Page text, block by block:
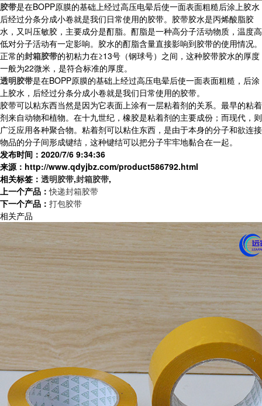
胶带是在BOPP原膜的基础上经过高压电晕后使一面表面粗糙后涂上胶水
后经过分条分成小卷就是我们日常使用的胶带。胶带胶水是丙烯酸脂胶
水，又叫压敏胶，主要成分是酊脂。酊脂是一种高分子活动物质，温度高
低对分子活动有一定影响。胶水的酊脂含量直接影响到胶带的使用情况。
正常的封箱胶带的初粘力在≥13号（钢球号）之间，这种胶带胶水的厚度
一般为22微米，是符合标准的厚度。
透明胶带是在BOPP原膜的基础上经过高压电晕后使一面表面粗糙，后涂
上胶水，后经过分条分成小卷就是我们日常使用的胶带。
胶带可以粘东西当然是因为它表面上涂有一层粘着剂的关系。最早的粘着
剂来自动物和植物。在十九世纪，橡胶是粘着剂的主要成份；而现代，则
广泛应用各种聚合物。粘着剂可以粘住东西，是由于本身的分子和欲连接
物品的分子间形成键结，这种键结可以把分子牢牢地黏合在一起。
发布时间：2020/7/6 9:34:36
来源：http://www.qdyjbz.com/product586792.html
相关标签： 透明胶带,封箱胶带,
上一个产品：快递封箱胶带
下一个产品： 打包胶带
相关产品